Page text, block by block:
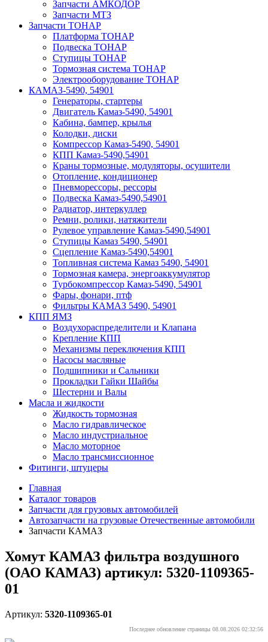
Запчасти АМКОДОР
Запчасти МТЗ
Запчасти ТОНАР
Платформа ТОНАР
Подвеска ТОНАР
Ступицы ТОНАР
Тормозная система ТОНАР
Электрооборудование ТОНАР
КАМАЗ-5490, 54901
Генераторы, стартеры
Двигатель Камаз-5490, 54901
Кабина, бампер, крылья
Колодки, диски
Компрессор Камаз-5490, 54901
КПП Камаз-5490,54901
Краны тормозные, модуляторы, осушители
Отопление, кондиционер
Пневморессоры, рессоры
Подвеска Камаз-5490,54901
Радиатор, интеркуллер
Ремни, ролики, натяжители
Рулевое управление Камаз-5490,54901
Ступицы Камаз 5490, 54901
Сцепление Камаз-5490,54901
Топливная система Камаз 5490, 54901
Тормозная камера, энергоаккумулятор
Турбокомпрессор Камаз-5490, 54901
Фары, фонари, птф
Фильтры КАМАЗ 5490, 54901
КПП ЯМЗ
Воздухораспределители и Клапана
Крепление КПП
Механизмы переключения КПП
Насосы масляные
Подшипники и Сальники
Прокладки Гайки Шайбы
Шестерни и Валы
Масла и жидкости
Жидкость тормозная
Масло гидравлическое
Масло индустриальное
Масло моторное
Масло трансмиссионное
Фитинги, штуцеры
Главная
Каталог товаров
Запчасти для грузовых автомобилей
Автозапчасти на грузовые Отечественные автомобили
Запчасти КАМАЗ
Хомут КАМАЗ фильтра воздушного
(ОАО КАМАЗ) артикул: 5320-1109365-
01
Артикул: 5320-1109365-01
Последнее обновление страницы 08.08.2026 02:32:56